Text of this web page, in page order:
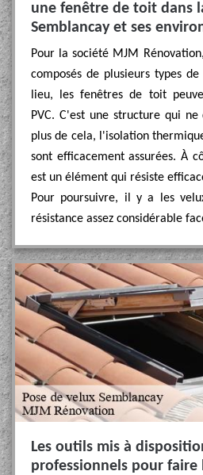
une fenêtre de toit dans
Semblancay et ses
Pour la société MJM
composés de plusieurs types
lieu, les fenêtres de toit
PVC. C'est une structure qui
plus de cela, l'isolation
sont efficacement assurées. À
est un élément qui résiste
Pour poursuivre, il y a les
résistance assez considérable
Les outils mis à
professionnels pour faire